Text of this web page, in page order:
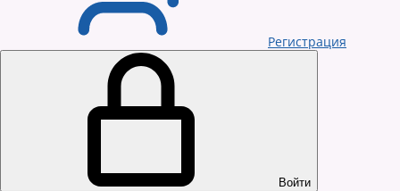
Регистрация
Войти